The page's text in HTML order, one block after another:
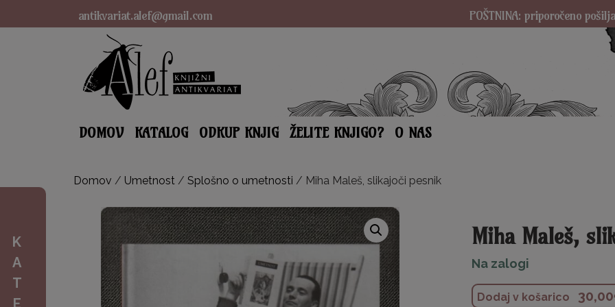
antikvariat.alef@gmail.com POŠTNINA: priporočeno
DOMOV KATALOG ODKUP KNJIG ŽELITE KNJIGO? O NAS
Domov / Umetnost/ Splošno o umetnosti / Miha Maleš, slikajoči pesnik
Miha Maleš,
Na zalogi
Dodaj v košarico 30,00
K
A
T